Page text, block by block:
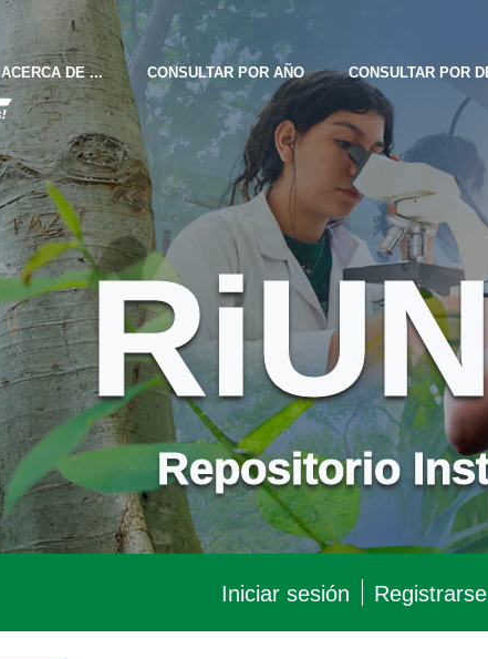
ACERCA DE ... CONSULTAR POR AÑO CONSULTAR POR
Repositorio
Iniciar sesión Registrarse